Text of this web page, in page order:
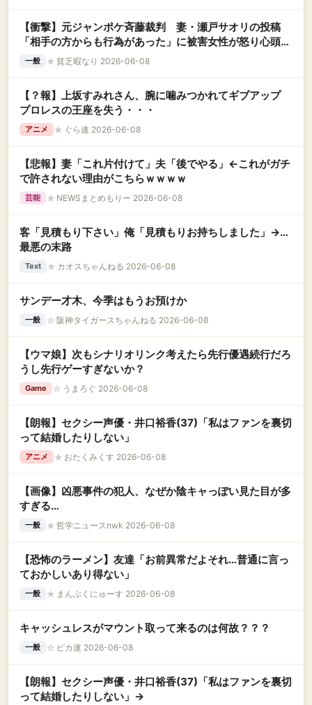
【衝撃】元ジャンポケ斉藤裁判 妻・瀬戸サオリの投稿
「相手の方からも行為があった」に被害女性が怒り心頭の
模様←コレってなんで削除しないんやろか…？
一般 ★ 貧乏暇なり 2026-06-08
【？報】上坂すみれさん、腕に噛みつかれてギブアップ
プロレスの王座を失う・・・
アニメ ★ ぐら速 2026-06-08
【悲報】妻「これ片付けて」夫「後でやる」←これがガチ
で許されない理由がこちらｗｗｗｗ
芸能 ★ NEWSまとめもりー 2026-06-08
客「見積もり下さい」俺「見積もりお持ちしました」→…
最悪の末路
Text ★ カオスちゃんねる 2026-06-08
サンデー才木、今季はもうお預けか
一般 ☆ 阪神タイガースちゃんねる 2026-06-08
【ウマ娘】次もシナリオリンク考えたら先行優遇続行だろ
うし先行ゲーすぎないか？
Game ☆ うまろぐ 2026-06-08
【朗報】セクシー声優・井口裕香(37)「私はファンを裏切
って結婚したりしない」
アニメ ★ おたくみくす 2026-06-08
【画像】凶悪事件の犯人、なぜか陰キャっぽい見た目が多
すぎる…
一般 ★ 哲学ニュースnwk 2026-06-08
【恐怖のラーメン】友達「お前異常だよそれ…普通に言っ
ておかしいあり得ない」
一般 ★ まんぷくにゅーす 2026-06-08
キャッシュレスがマウント取って来るのは何故？？？
一般 ☆ ピカ速 2026-06-08
【朗報】セクシー声優・井口裕香(37)「私はファンを裏切
って結婚したりしない」→